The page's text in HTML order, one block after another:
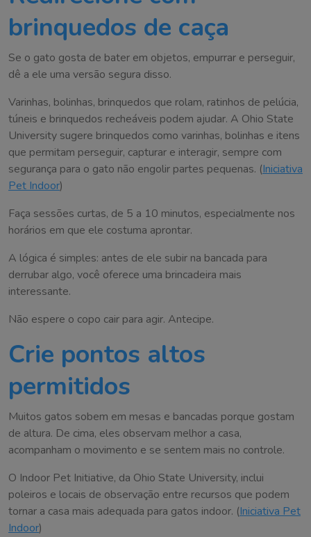
brinquedos de caça
Se o gato gosta de bater em objetos, empurrar e perseguir,
dê a ele uma versão segura disso.
Varinhas, bolinhas, brinquedos que rolam, ratinhos de pelúcia,
túneis e brinquedos recheáveis podem ajudar. A Ohio State
University sugere brinquedos como varinhas, bolinhas e itens
que permitam perseguir, capturar e interagir, sempre com
segurança para o gato não engolir partes pequenas. (Iniciativa
Pet Indoor)
Faça sessões curtas, de 5 a 10 minutos, especialmente nos
horários em que ele costuma aprontar.
A lógica é simples: antes de ele subir na bancada para
derrubar algo, você oferece uma brincadeira mais
interessante.
Não espere o copo cair para agir. Antecipe.
Crie pontos altos
permitidos
Muitos gatos sobem em mesas e bancadas porque gostam
de altura. De cima, eles observam melhor a casa,
acompanham o movimento e se sentem mais no controle.
O Indoor Pet Initiative, da Ohio State University, inclui
poleiros e locais de observação entre recursos que podem
tornar a casa mais adequada para gatos indoor. (Iniciativa Pet
Indoor)